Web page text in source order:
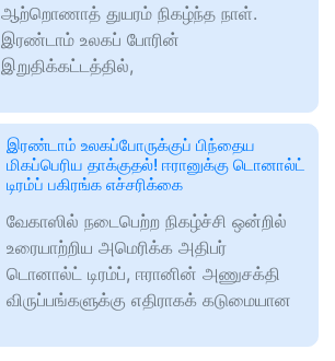
ஆற்றொணாத் துயரம் நிகழ்ந்த நாள்.
இரண்டாம் உலகப் போரின்
இறுதிக்கட்டத்தில்,
இரண்டாம் உலகப்போருக்குப் பிந்தைய
மிகப்பெரிய தாக்குதல்! ஈரானுக்கு டொனால்ட்
டிரம்ப் பகிரங்க எச்சரிக்கை
வேகாஸில் நடைபெற்ற நிகழ்ச்சி ஒன்றில்
உரையாற்றிய அமெரிக்க அதிபர்
டொனால்ட் டிரம்ப், ஈரானின் அணுசக்தி
விருப்பங்களுக்கு எதிராகக் கடுமையான